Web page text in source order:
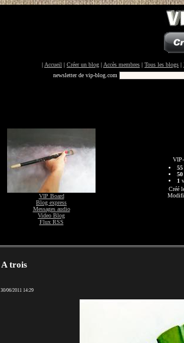
| Accueil | Créer un blog | Accès membres | Tous les blogs |
newsletter de vip-blog.com
VIP Board
Blog express
Messages audio
Video Blog
Flux RSS
55
50
1
Créé
A trois
30/06/2011 14:29